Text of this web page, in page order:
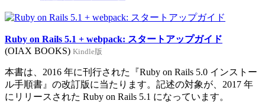
Ruby on Rails 5.1 + webpack: スタートアップガイド
(OIAX BOOKS) Kindle版
本書は、2016 年に刊行された『Ruby on Rails 5.0 インストー
ル手順書』の改訂版に当たります。記述の対象が、2017 年
にリリースされた Ruby on Rails 5.1 になっています。